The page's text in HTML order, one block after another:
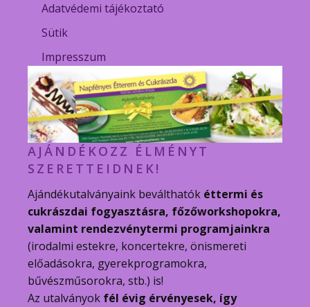
Adatvédemi tájékoztató
Sütik
Impresszum
AJÁNDÉKOZZ ÉLMÉNYT
SZERETTEIDNEK!
Ajándékutalványaink beválthatók éttermi és
cukrászdai fogyasztásra, főzőworkshopokra,
valamint rendezvénytermi programjainkra
(irodalmi estekre, koncertekre, önismereti
előadásokra, gyerekprogramokra,
bűvészműsorokra, stb.) is!
Az utalványok fél évig érvényesek, így